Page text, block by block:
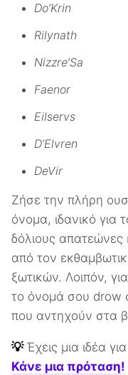
Do’Krin
Rilynath
Nizzre’Sa
Faenor
Eilservs
D’Elvren
DeVir
Ζήσε την πλήρη
όνομα, ιδανικό για
δόλιους απατεώνες
από τον
ξωτικών. Λοιπόν,
το όνομά σου drow
που αντηχούν στα
💡 Έχεις μια ιδέα
Κάνε μια πρόταση!